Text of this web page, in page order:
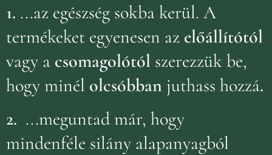
1. ...az egészség sokba kerül. A
termékeket egyenesen az előállítótól
vagy a csomagolótól szerezzük be,
hogy minél olcsóbban juthass hozzá.
2. ...meguntad már, hogy
mindenféle silány alapanyagból